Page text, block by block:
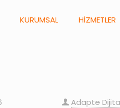
KURUMSAL HİZMETLER
Adapte